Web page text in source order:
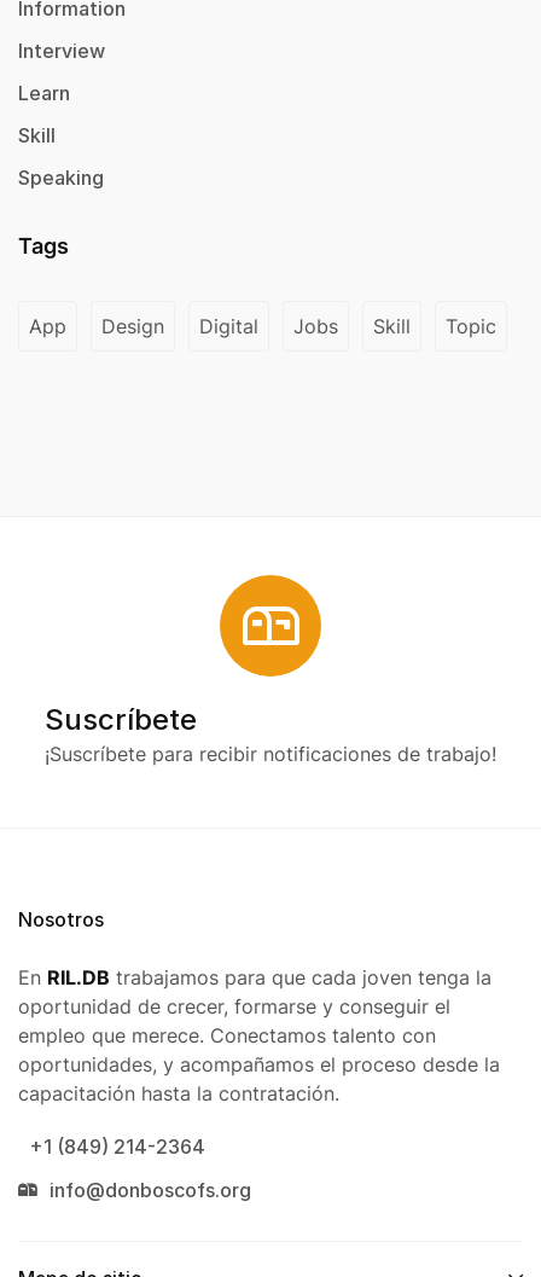
Information
Interview
Learn
Skill
Speaking
Tags
App Design Digital Jobs Skill Topic
Suscríbete
¡Suscríbete para recibir notificaciones de trabajo!
Nosotros
En RIL.DB trabajamos para que cada joven tenga la
oportunidad de crecer, formarse y conseguir el
empleo que merece. Conectamos talento con
oportunidades, y acompañamos el proceso desde la
capacitación hasta la contratación.
+1 (849) 214-2364
info@donboscofs.org